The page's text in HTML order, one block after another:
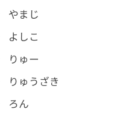
やまじ
よしこ
りゅー
りゅうざき
ろん